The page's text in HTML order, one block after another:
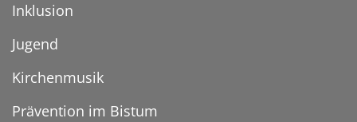
Inklusion
Jugend
Kirchenmusik
Prävention im Bistum